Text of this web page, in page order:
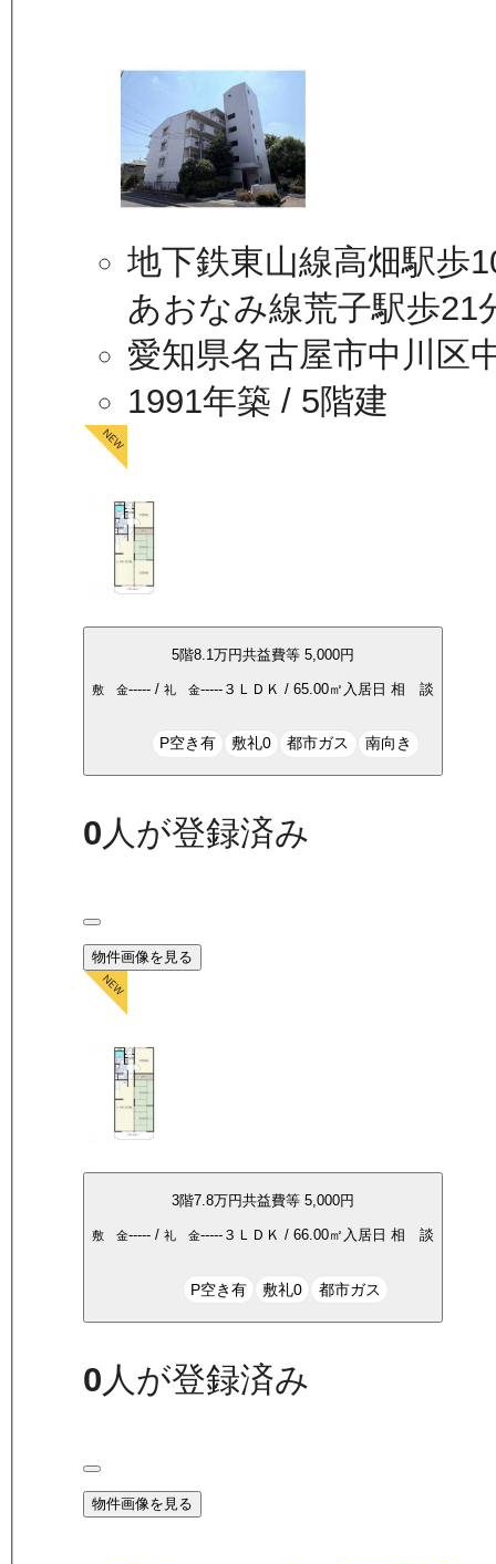
地下鉄東山線高畑駅歩
あおなみ線荒子駅歩21
愛知県名古屋市中川区
1991年築 / 5階建
5階8.1万円共益費等5,000円
敷 金----- /礼 金----- ３ＬＤＫ /65.00㎡ 入居日相 談
P空き有 敷礼0 都市ガス 南向き
0人が登録済み
物件画像を見る
3階7.8万円共益費等5,000円
敷 金----- /礼 金----- ３ＬＤＫ /66.00㎡ 入居日相 談
P空き有 敷礼0 都市ガス
0 人が登録済み
物件画像を見る